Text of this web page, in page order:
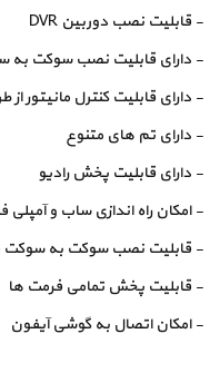
- قابلیت نصب دوربین DVR
- دارای قابلیت نصب سوکت به
- دارای قابلیت کنترل مانیتور
- دارای تم های متنوع
- دارای قابلیت پخش رادیو
- امکان راه اندازی ساب و آمپلی
- قابلیت نصب سوکت به سوکت
- قابلیت پخش تمامی فرمت ها
- امکان اتصال به گوشی آیفون